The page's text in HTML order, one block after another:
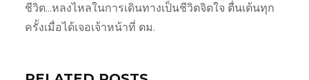
ชีวิต...หลงไหลในการเดินทางเป็นชีวิตจิตใจ ตื่นเต้นทุก
ครั้งเมื่อได้เจอเจ้าหน้าที่ ตม.